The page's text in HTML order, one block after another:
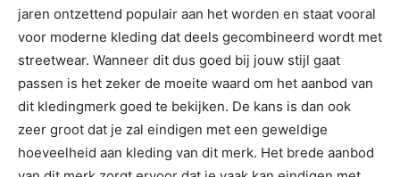
jaren ontzettend populair aan het worden en staat vooral
voor moderne kleding dat deels gecombineerd wordt met
streetwear. Wanneer dit dus goed bij jouw stijl gaat
passen is het zeker de moeite waard om het aanbod van
dit kledingmerk goed te bekijken. De kans is dan ook
zeer groot dat je zal eindigen met een geweldige
hoeveelheid aan kleding van dit merk. Het brede aanbod